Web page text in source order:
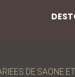
DE SAONE